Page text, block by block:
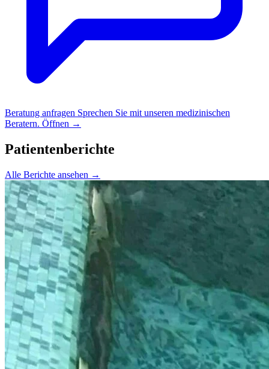
Beratung anfragen Sprechen Sie mit unseren medizinischen
Beratern. Öffnen →
Patientenberichte
Alle Berichte ansehen →